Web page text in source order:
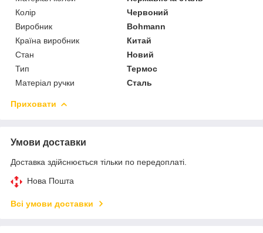
Колір
Червоний
Виробник
Bohmann
Країна виробник
Китай
Стан
Новий
Тип
Термос
Матеріал ручки
Сталь
Приховати
Умови доставки
Доставка здійснюється тільки по передоплаті.
Нова Пошта
Всі умови доставки